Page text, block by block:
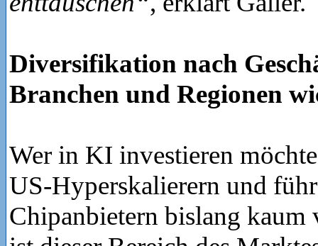
Diversifikation nach
Branchen und Regionen
Wer in KI investieren
US-Hyperskalierern und
Chipanbietern bislang